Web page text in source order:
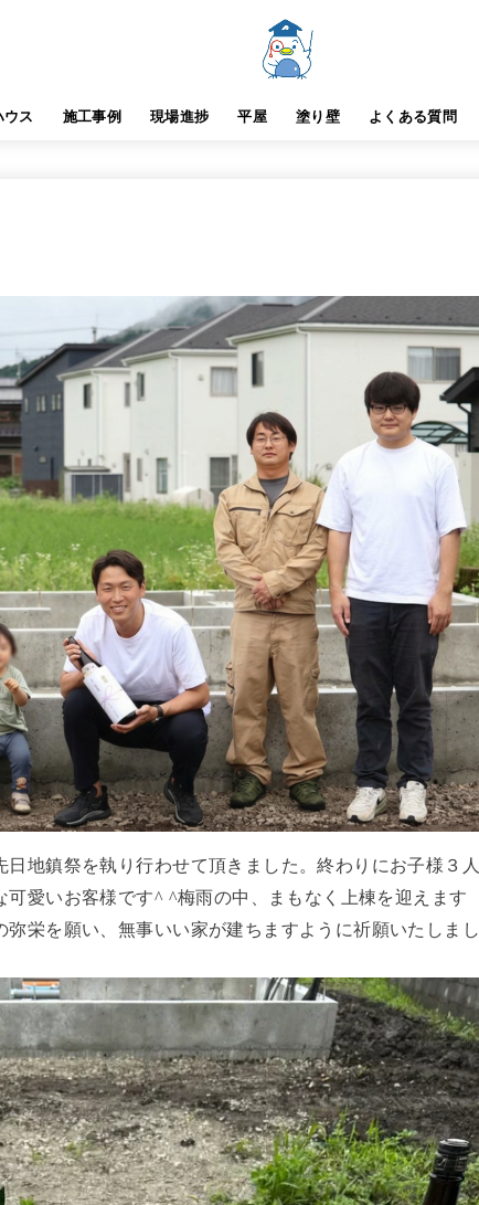
ウス 施工事例 現場進捗 平屋 塗り壁 よくある質問
地鎮祭を執り行わせて頂きました。終わりにお子様３人
愛いお客様です^ ^梅雨の中、まもなく上棟を迎えます
栄を願い、無事いい家が建ちますように祈願いたしまし